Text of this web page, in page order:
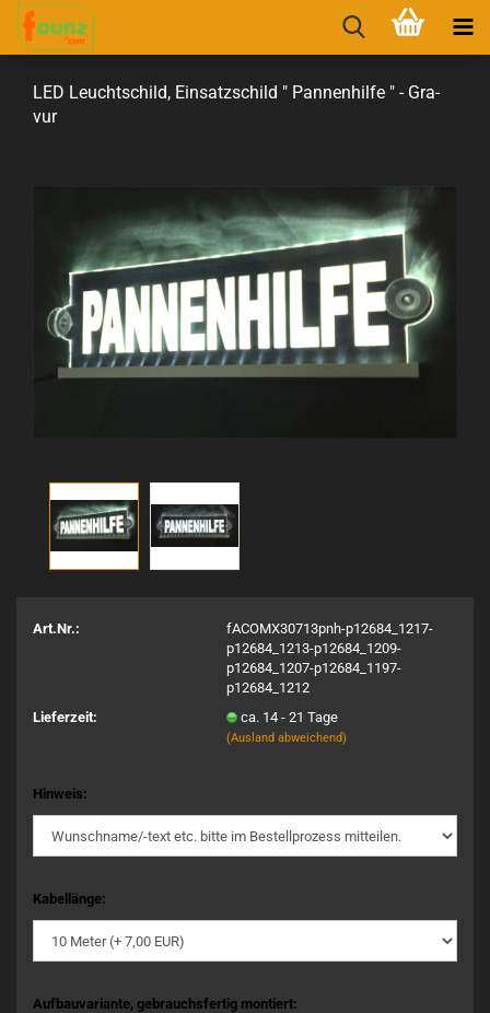
LED Leucht­schild, Ein­satz­schild " Pan­nen­hil­fe " - Gra­
vur
Art.Nr.:
fACOMX30713pnh-p12684_1217-
p12684_1213-p12684_1209-
p12684_1207-p12684_1197-
p12684_1212
Lieferzeit:
ca. 14 - 21 Tage
(Ausland abweichend)
Hinweis:
Kabellänge:
Aufbauvariante, gebrauchsfertig montiert: